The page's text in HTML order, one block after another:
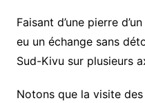
Faisant d’une pierre
eu un échange sans
Sud-Kivu sur plusieurs
Notons que la visite